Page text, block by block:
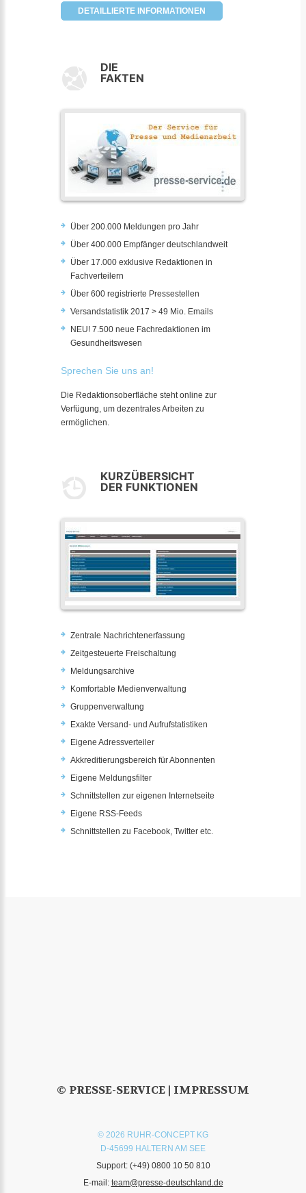
DETAILLIERTE INFORMATIONEN
DIE
FAKTEN
Über 200.000 Meldungen pro Jahr
Über 400.000 Empfänger deutschlandweit
Über 17.000 exklusive Redaktionen in
Fachverteilern
Über 600 registrierte Pressestellen
Versandstatistik 2017 > 49 Mio. Emails
NEU! 7.500 neue Fachredaktionen im
Gesundheitswesen
Sprechen Sie uns an!
Die Redaktionsoberfläche steht online zur
Verfügung, um dezentrales Arbeiten zu
ermöglichen.
KURZÜBERSICHT
DER FUNKTIONEN
Zentrale Nachrichtenerfassung
Zeitgesteuerte Freischaltung
Meldungsarchive
Komfortable Medienverwaltung
Gruppenverwaltung
Exakte Versand- und Aufrufstatistiken
Eigene Adressverteiler
Akkreditierungsbereich für Abonnenten
Eigene Meldungsfilter
Schnittstellen zur eigenen Internetseite
Eigene RSS-Feeds
Schnittstellen zu Facebook, Twitter etc.
© PRESSE-SERVICE | IMPRESSUM
© 2026 RUHR-CONCEPT KG
D-45699 HALTERN AM SEE
Support: (+49) 0800 10 50 810
E-mail: team@presse-deutschland.de